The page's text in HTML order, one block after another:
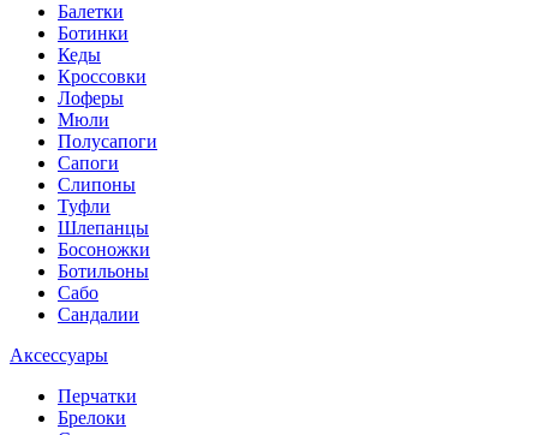
Балетки
Ботинки
Кеды
Кроссовки
Лоферы
Мюли
Полусапоги
Сапоги
Слипоны
Туфли
Шлепанцы
Босоножки
Ботильоны
Сабо
Сандалии
Аксессуары
Перчатки
Брелоки